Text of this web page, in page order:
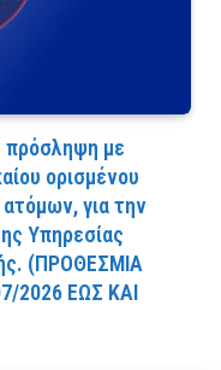
πρόσληψη με
ορισμένου
για την
Υπηρεσίας
(ΠPOΘEΣMIA
2026 EΩΣ KAI